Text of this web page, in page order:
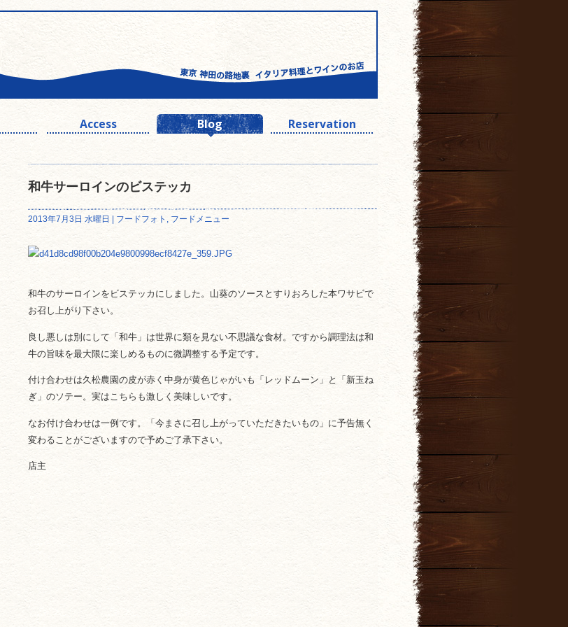
Access Blog Reservation
和牛サーロインのビステッカ
2013年7月3日 水曜日 | フードフォト , フードメニュー
和牛のサーロインをビステッカにしました。山葵のソースとすりおろした本ワサビで
お召し上がり下さい。
良し悪しは別にして「和牛」は世界に類を見ない不思議な食材。ですから調理法は和
牛の旨味を最大限に楽しめるものに微調整する予定です。
付け合わせは久松農園の皮が赤く中身が黄色じゃがいも「レッドムーン」と「新玉ね
ぎ」のソテー。実はこちらも激しく美味しいです。
なお付け合わせは一例です。「今まさに召し上がっていただきたいもの」に予告無く
変わることがございますので予めご了承下さい。
店主